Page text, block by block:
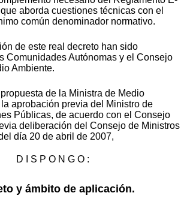
aborda cuestiones técnicas con el
común denominador normativo.
de este real decreto han sido
Comunidades Autónomas y el Consejo
Ambiente.
de la Ministra de Medio
aprobación previa del Ministro de
Públicas, de acuerdo con el Consejo
deliberación del Consejo de Ministros
día 20 de abril de 2007,
D I S P O N G O :
y ámbito de aplicación.